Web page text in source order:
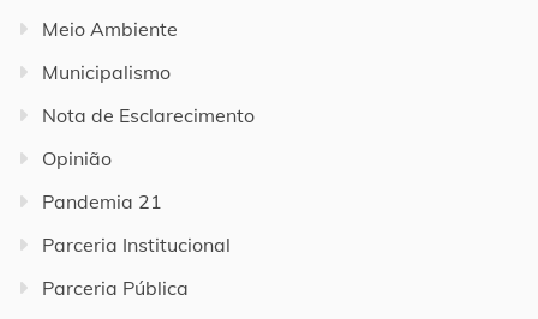
Meio Ambiente
Municipalismo
Nota de Esclarecimento
Opinião
Pandemia 21
Parceria Institucional
Parceria Pública